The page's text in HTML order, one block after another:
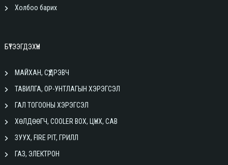
Холбоо барих
БҮТЭЭГДЭХҮҮН
МАЙХАН, СҮҮДРЭВЧ
ТАВИЛГА, ОР-УНТЛАГЫН ХЭРЭГСЭЛ
ГАЛ ТОГООНЫ ХЭРЭГСЭЛ
ХӨЛДӨӨГЧ, COOLER BOX, ЦҮНХ, САВ
ЗУУХ, FIRE PIT, ГРИЛЛ
ГАЗ, ЭЛЕКТРОН